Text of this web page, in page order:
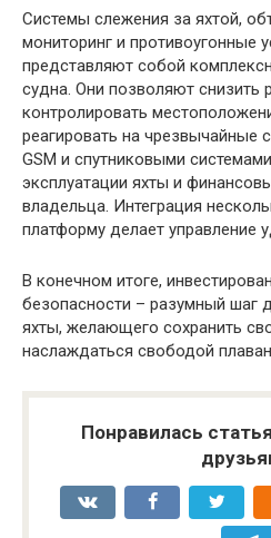
Системы слежения за яхтой,
мониторинг и противоугонные
представляют собой
судна. Они позволяют снизить
контролировать
реагировать на чрезвычайные
GSM и спутниковыми
эксплуатации яхты и
владельца. Интеграция
платформу делает
В конечном итоге,
безопасности – разумный шаг
яхты, желающего сохранить
наслаждаться свободой
Понравилась